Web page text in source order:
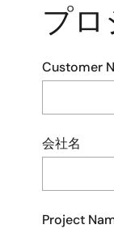
プ
Customer
会社名
Project